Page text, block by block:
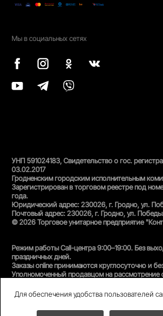
Для обеспечения удобства пользователей
Мы в социальных сетях
УНП 591024183, Свидетельство о гос.
03.02.2017
Гродненским городским исполнительным
Зарегистрирован в торговом реестре под
года.
Юридический адрес: 230026, г. Гродно, ул.
Почтовый адрес: 230026, г. Гродно, ул.
© 2026 Торговое унитарное предприятие
Режим работы Call-центра 9:00–19:00. Без
праздничных дней.
Заказы online принимаются круглосуточно и
Уполномоченный продавцом на рассмотрение
Унитарного предприятия «Конте Шоп», тел:
info@conteshop.by
Уполномоченный по защите прав